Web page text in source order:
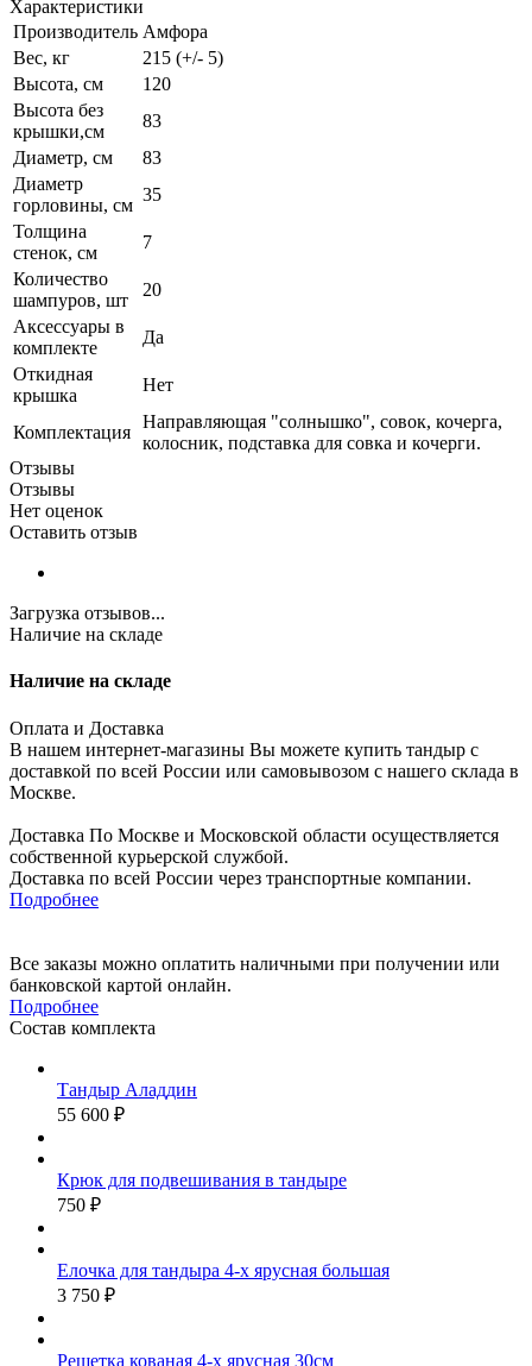
Характеристики
Производитель Амфора
Вес, кг
215 (+/- 5)
Высота, см
120
Высота без
крышки,см
83
Диаметр, см
83
Диаметр
горловины, см
35
Толщина
стенок, см
7
Количество
шампуров, шт
20
Аксессуары в
комплекте
Да
Откидная
крышка
Нет
Комплектация
Направляющая "солнышко", совок, кочерга,
колосник, подставка для совка и кочерги.
Отзывы
Отзывы
Нет оценок
Оставить отзыв
Загрузка отзывов...
Наличие на складе
Наличие на складе
Оплата и Доставка
В нашем интернет-магазины Вы можете купить тандыр с
доставкой по всей России или самовывозом с нашего склада в
Москве.
Доставка По Москве и Московской области осуществляется
собственной курьерской службой.
Доставка по всей России через транспортные компании.
Подробнее
Все заказы можно оплатить наличными при получении или
банковской картой онлайн.
Подробнее
Состав комплекта
Тандыр Аладдин
55 600 ₽
Крюк для подвешивания в тандыре
750 ₽
Елочка для тандыра 4-х ярусная большая
3 750 ₽
Решетка кованая 4-х ярусная 30см